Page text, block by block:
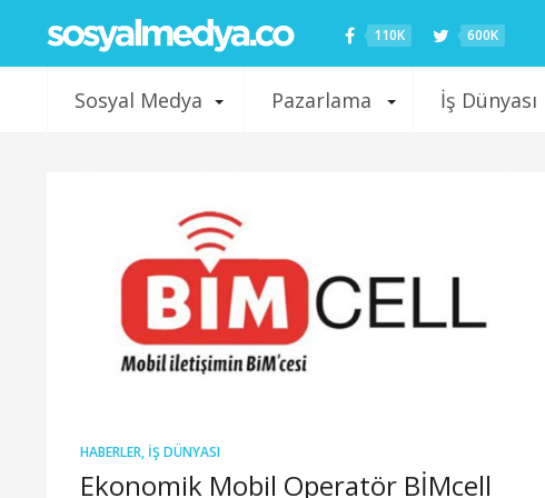
110K 600K
Sosyal Medya Pazarlama İş Dünyası
HABERLER, İŞ DÜNYASI
Ekonomik Mobil Operatör BİMcell